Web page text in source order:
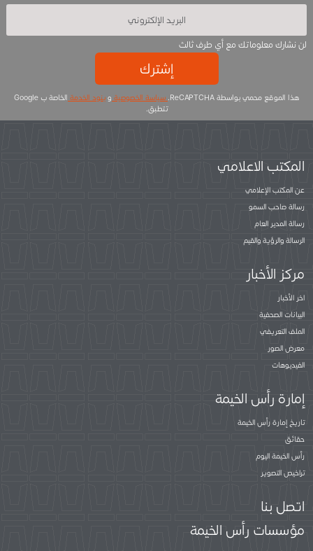
لن نشارك معلوماتك مع أي طرف ثالث
إشترك
هذا الموقع محمي بواسطة ReCAPTCHA. سياسة الخصوصية وبنود الخدمة
الخاصة ب Google
تتطبق.
المكتب الاعلامي
عن المكتب الإعلامي
رسالة صاحب السمو
رسالة المدير العام
الرسالة والرؤية والقيم
مركز الأخبار
اخر الأخبار
البيانات الصحفية
الملف التعريفي
معرض الصور
الفيديوهات
إمارة رأس الخيمة
تاريخ إمارة رأس الخيمة
حقائق
رأس الخيمة اليوم
تراخيص التصوير
اتصل بنا
مؤسسات رأس الخيمة